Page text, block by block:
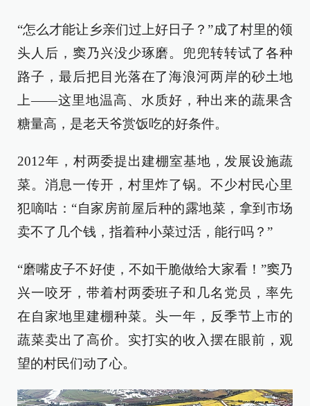
“怎么才能让乡亲们过上好日子？”成了村里的领
头人后，窦乃兴没少琢磨。兜兜转转试了各种
路子，最后把目光落在了海浪河两岸的砂土地
上——这里地温高、水质好，种出来的蔬果含
糖量高，是老天爷赏饭吃的好条件。
2012年，村两委提出建棚室基地，发展设施蔬
菜。消息一传开，村里炸了锅。不少村民心里
犯嘀咕：“自家房前屋后种的露地菜，拿到市场
卖不了几个钱，指着种小菜过活，能行吗？”
“磨嘴皮子不好使，不如干脆做给大家看！”窦乃
兴一咬牙，带着村两委班子和几名党员，率先
在自家地里建棚种菜。头一年，反季节上市的
蔬菜卖出了高价。实打实的收入摆在眼前，观
望的村民们动了心。